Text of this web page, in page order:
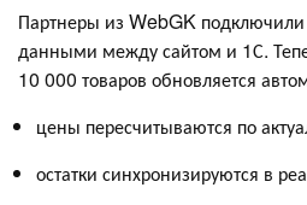
Партнеры из WebGK
данными между сайтом и 1С.
10 000 товаров обновляется
цены пересчитываются по
остатки синхронизируются в